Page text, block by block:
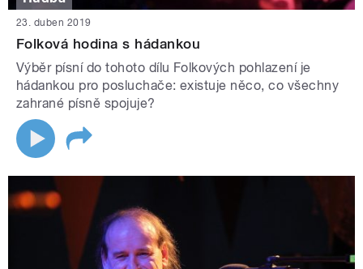
23. duben 2019
Folková hodina s hádankou
Výběr písní do tohoto dílu Folkových pohlazení je
hádankou pro posluchače: existuje něco, co všechny
zahrané písně spojuje?